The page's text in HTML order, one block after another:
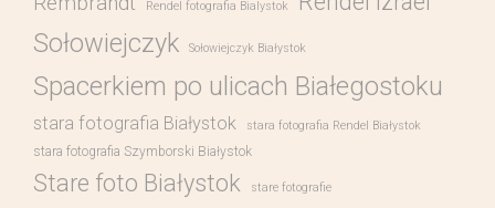
Rendel fotografia Bialystok
Sołowiejczyk Sołowiejczyk Białystok
Spacerkiem po ulicach Białegostoku
stara fotografia Białystok stara fotografia Rendel Białystok
stara fotografia Szymborski Białystok
Stare foto Białystok stare fotografie